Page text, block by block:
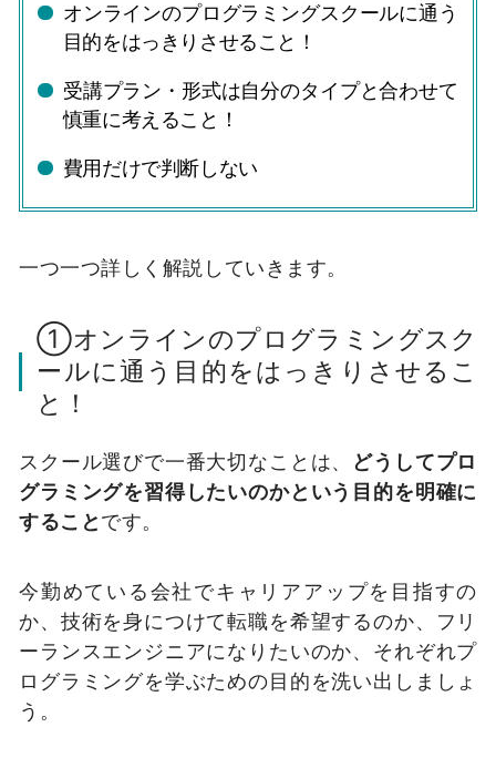
オンラインのプログラミングスクールに通う
目的をはっきりさせること！
受講プラン・形式は自分のタイプと合わせて
慎重に考えること！
費用だけで判断しない
一つ一つ詳しく解説していきます。
①オンラインのプログラミングスク
ールに通う目的をはっきりさせるこ
と！
スクール選びで一番大切なことは、
どうしてプロ
グラミングを習得したいのかという目的を明確に
することです。
今勤めている会社でキャリアアップを目指すの
か、技術を身につけて転職を希望するのか、フリ
ーランスエンジニアになりたいのか、それぞれプ
ログラミングを学ぶための目的を洗い出しましょ
う。